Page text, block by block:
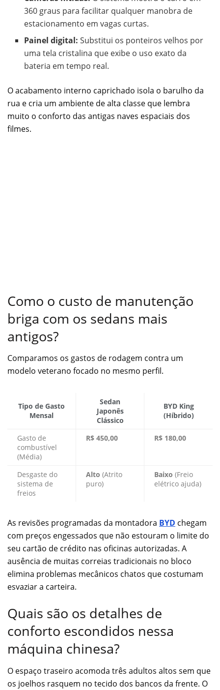
360 graus para facilitar qualquer manobra de
estacionamento em vagas curtas.
Painel digital: Substitui os ponteiros velhos por
uma tela cristalina que exibe o uso exato da
bateria em tempo real.
O acabamento interno caprichado isola o barulho da
rua e cria um ambiente de alta classe que lembra
muito o conforto das antigas naves espaciais dos
filmes.
Como o custo de manutenção
briga com os sedans mais
antigos?
Comparamos os gastos de rodagem contra um
modelo veterano focado no mesmo perfil.
Tipo de Gasto
Mensal
Sedan
Japonês
Clássico
BYD King
(Híbrido)
Gasto de
combustível
(Média)
R$ 450,00 R$ 180,00
Desgaste do
sistema de
freios
Alto (Atrito
puro)
Baixo (Freio
elétrico ajuda)
As revisões programadas da montadora BYD chegam
com preços engessados que não estouram o limite do
seu cartão de crédito nas oficinas autorizadas. A
ausência de muitas correias tradicionais no bloco
elimina problemas mecânicos chatos que costumam
esvaziar a carteira.
Quais são os detalhes de
conforto escondidos nessa
máquina chinesa?
O espaço traseiro acomoda três adultos altos sem que
os joelhos rasquem no tecido dos bancos da frente. O